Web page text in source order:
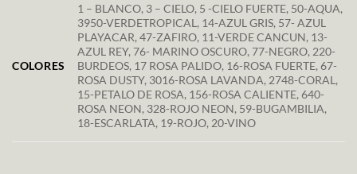
COLORES
1 – BLANCO, 3 – CIELO, 5 -CIELO FUERTE, 50-AQUA,
3950-VERDETROPICAL, 14-AZUL GRIS, 57- AZUL
PLAYACAR, 47-ZAFIRO, 11-VERDE CANCUN, 13-
AZUL REY, 76- MARINO OSCURO, 77-NEGRO, 220-
BURDEOS, 17 ROSA PALIDO, 16-ROSA FUERTE, 67-
ROSA DUSTY, 3016-ROSA LAVANDA, 2748-CORAL,
15-PETALO DE ROSA, 156-ROSA CALIENTE, 640-
ROSA NEON, 328-ROJO NEON, 59-BUGAMBILIA,
18-ESCARLATA, 19-ROJO, 20-VINO